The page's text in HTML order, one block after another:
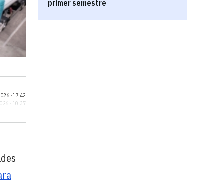
primer semestre
·17:42
· 10:37